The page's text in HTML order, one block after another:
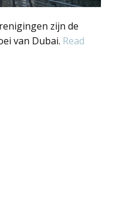
zijn de
van Dubai. Read